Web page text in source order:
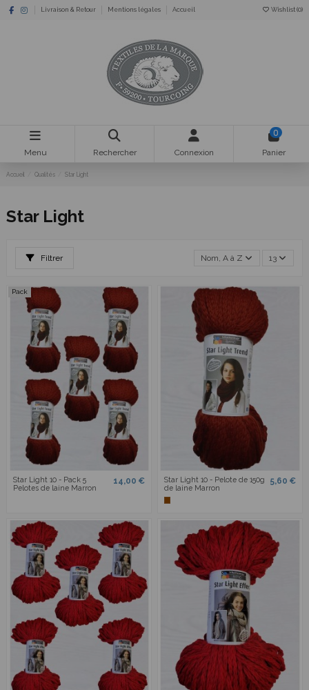
Livraison & Retour Mentions légales Accueil Wishlist (0)
Menu Rechercher Connexion
0
Panier
Accueil Qualités Star Light
Star Light
Filtrer Nom, A à Z 13
Pack
Star Light 10 - Pack 5
Pelotes de laine Marron
14,00 €
Star Light 10 - Pelote de 150g
de laine Marron
5,60 €